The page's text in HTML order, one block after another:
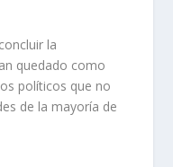
la
quedado como
políticos que no
de la mayoría de